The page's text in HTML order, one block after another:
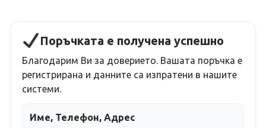
Поръчката е получена успешно
Благодарим Ви за доверието. Вашата поръчка е
регистрирана и данните са изпратени в нашите
системи.
Име, Телефон, Адрес